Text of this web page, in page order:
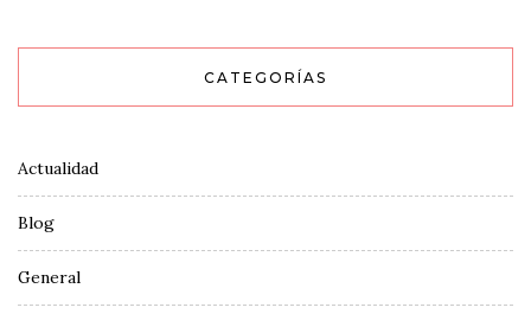
CATEGORÍAS
Actualidad
Blog
General